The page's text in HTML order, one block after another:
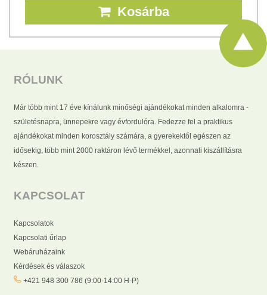
Kosárba
RÓLUNK
Már több mint 17 éve kínálunk minőségi ajándékokat minden alkalomra -
születésnapra, ünnepekre vagy évfordulóra. Fedezze fel a praktikus
ajándékokat minden korosztály számára, a gyerekektől egészen az
idősekig, több mint 2000 raktáron lévő termékkel, azonnali kiszállításra
készen.
KAPCSOLAT
Kapcsolatok
Kapcsolati űrlap
Webáruházaink
Kérdések és válaszok
+421 948 300 786 (9:00-14:00 H-P)